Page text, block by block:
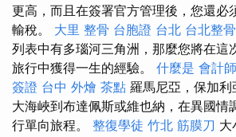
更高，而且在簽署官方管理後，您還必
輸稅。 大里 整骨 台胞證 台北 台北整
列表中有多瑙河三角洲，那麼您將在這
旅行中獲得一生的經驗。 什麼是 會計師
簽證 台中 外燴 茶點 羅馬尼亞，保加
大海峽到布達佩斯或維也納，在異國
行單向旅程。 整復學徒 竹北 筋膜刀 大